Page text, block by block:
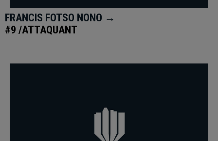
FRANCIS FOTSO NONO →
#9 /ATTAQUANT